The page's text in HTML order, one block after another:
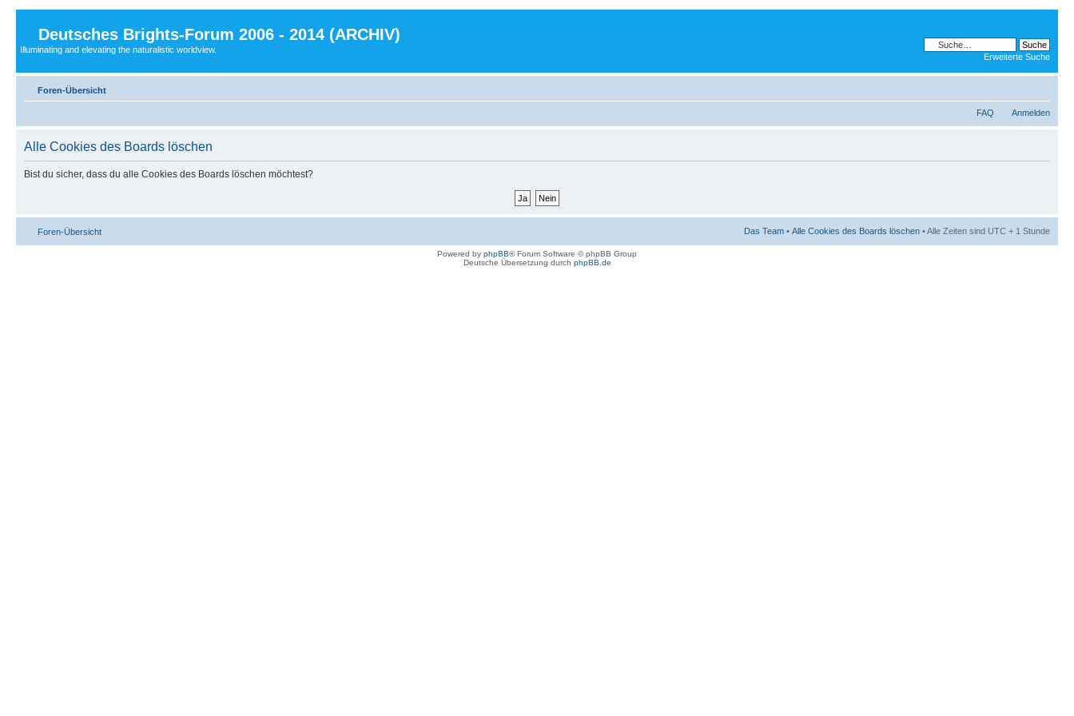
Deutsches Brights-Forum 2006 - 2014 (ARCHIV)
Illuminating and elevating the naturalistic worldview.
Erweiterte Suche
Foren-Übersicht
FAQ Anmelden
Alle Cookies des Boards löschen
Bist du sicher, dass du alle Cookies des Boards löschen möchtest?
Foren-Übersicht Das Team • Alle Cookies des Boards löschen • Alle Zeiten sind UTC + 1 Stunde
Powered by phpBB® Forum Software © phpBB Group
Deutsche Übersetzung durch phpBB.de